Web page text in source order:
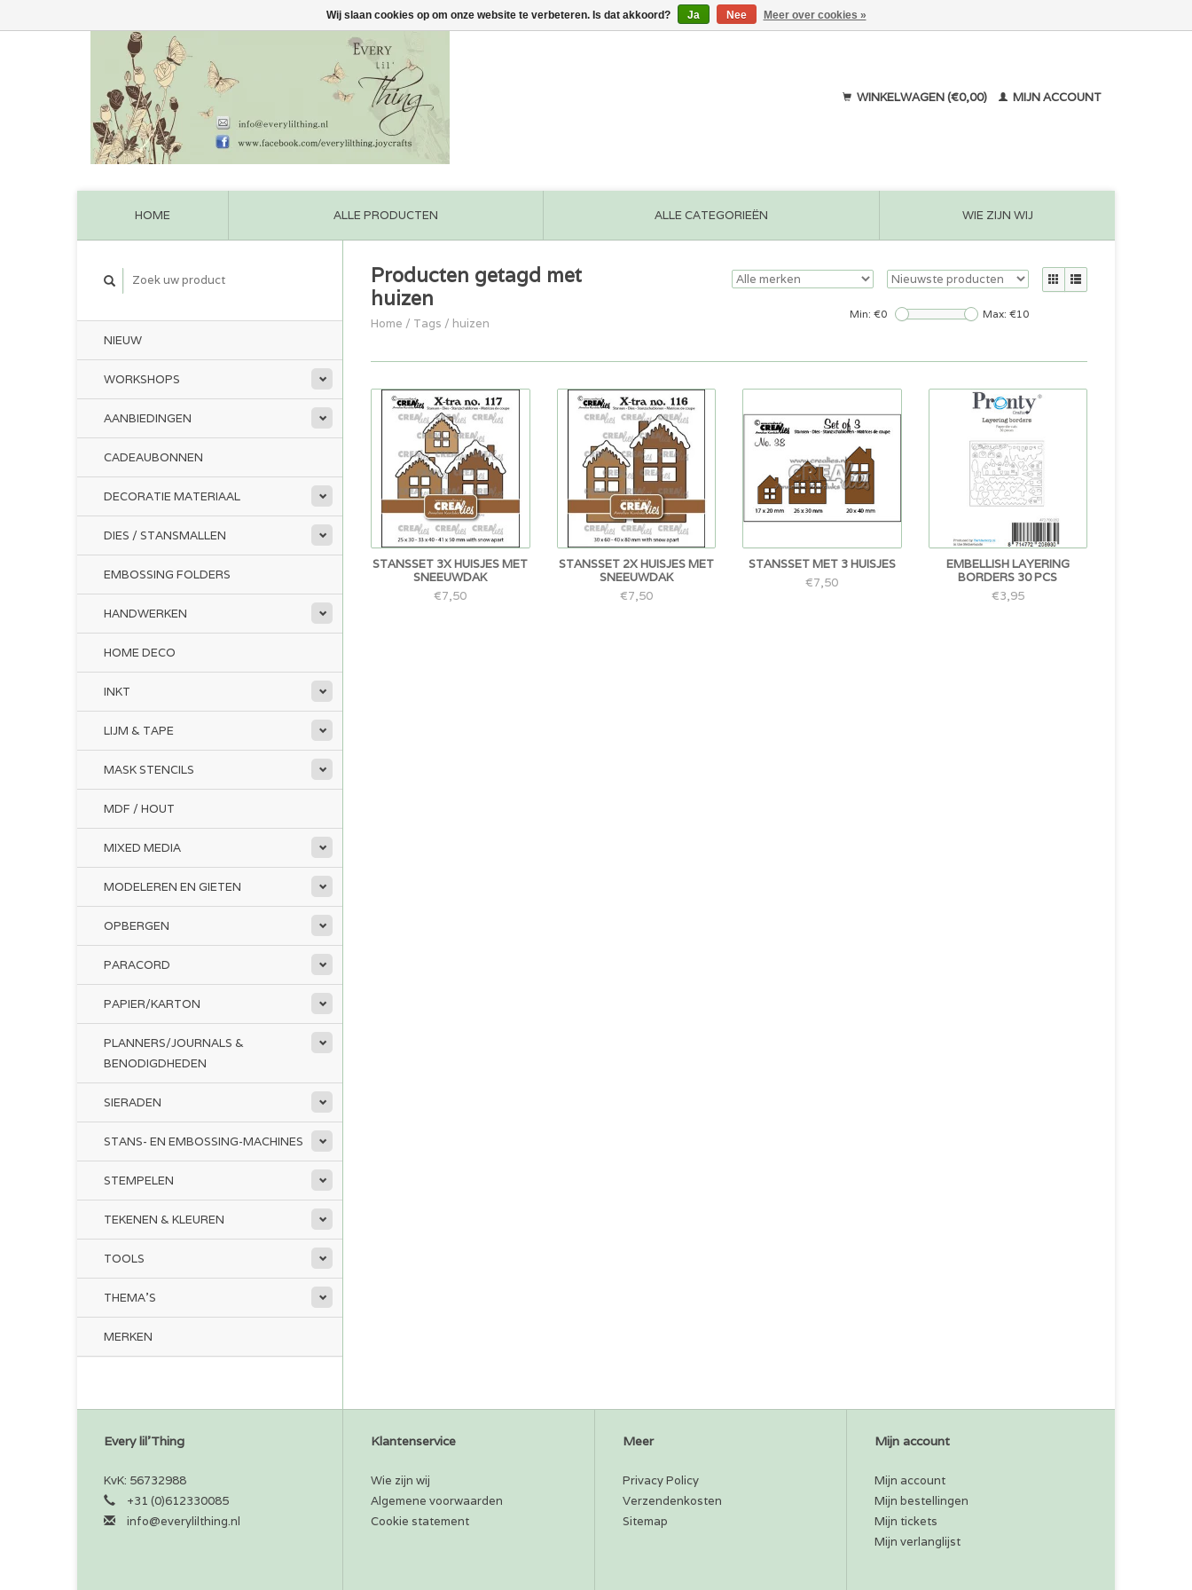
WINKELWAGEN (€0,00) MIJN ACCOUNT
HOME ALLE PRODUCTEN ALLE CATEGORIEËN WIE ZIJN WIJ
NIEUW
WORKSHOPS
AANBIEDINGEN
CADEAUBONNEN
DECORATIE MATERIAAL
DIES / STANSMALLEN
EMBOSSING FOLDERS
HANDWERKEN
HOME DECO
INKT
LIJM & TAPE
MASK STENCILS
MDF / HOUT
MIXED MEDIA
MODELEREN EN GIETEN
OPBERGEN
PARACORD
PAPIER/KARTON
PLANNERS/JOURNALS &
BENODIGDHEDEN
SIERADEN
STANS- EN EMBOSSING-MACHINES
STEMPELEN
TEKENEN & KLEUREN
TOOLS
THEMA'S
MERKEN
Producten getagd met
huizen
Home / Tags / huizen
Min: €0 Max: €10
STANSSET 3X HUISJES MET
SNEEUWDAK
€7,50
STANSSET 2X HUISJES MET
SNEEUWDAK
€7,50
STANSSET MET 3 HUISJES
€7,50
EMBELLISH LAYERING
BORDERS 30 PCS
€3,95
Every lil'Thing
KvK: 56732988
+31 (0)612330085
info@everylilthing.nl
Klantenservice
Wie zijn wij
Algemene voorwaarden
Cookie statement
Meer
Privacy Policy
Verzendenkosten
Sitemap
Mijn account
Mijn account
Mijn bestellingen
Mijn tickets
Mijn verlanglijst
Wij slaan cookies op om onze website te verbeteren. Is dat akkoord? Ja Nee Meer over cookies »